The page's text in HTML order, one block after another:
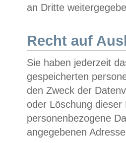
an Dritte
Recht auf
Sie haben jederzeit
gespeicherten
den Zweck der
oder Löschung
personenbezogene
angegebenen